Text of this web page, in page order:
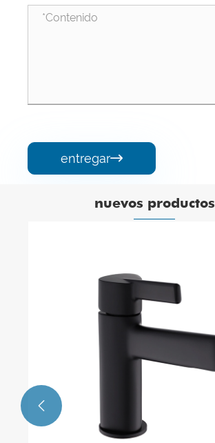
entregar
nuevos productos
